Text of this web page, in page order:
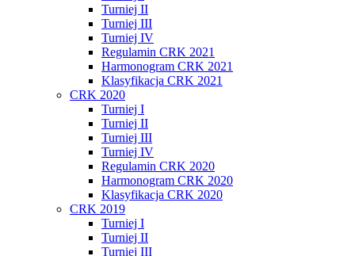
Turniej II
Turniej III
Turniej IV
Regulamin CRK 2021
Harmonogram CRK 2021
Klasyfikacja CRK 2021
CRK 2020
Turniej I
Turniej II
Turniej III
Turniej IV
Regulamin CRK 2020
Harmonogram CRK 2020
Klasyfikacja CRK 2020
CRK 2019
Turniej I
Turniej II
Turniej III